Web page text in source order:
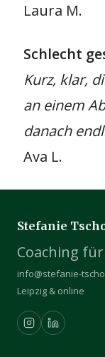
Laura M.
Schlecht
Kurz, klar,
an einem
danach
Ava L.
Stefanie
Coaching
info@stefanie-
Leipzig & online